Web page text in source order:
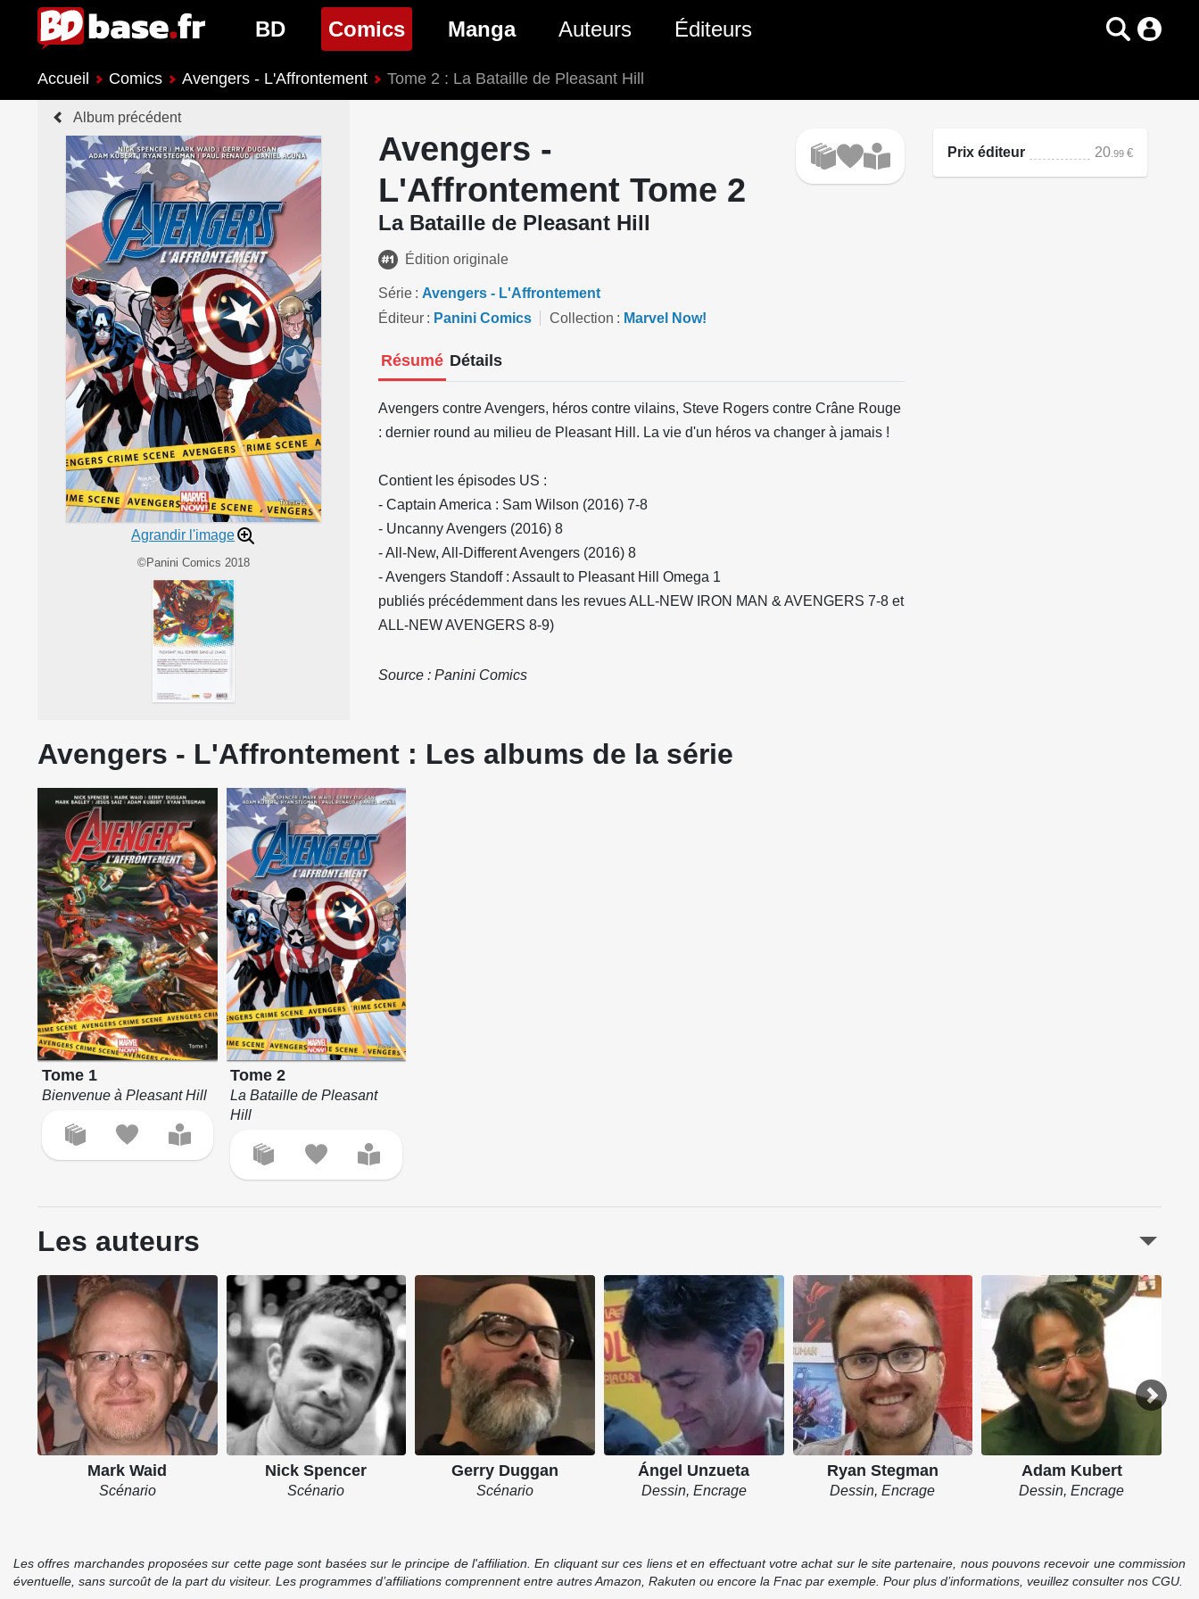
BD
Nouveautés BD
Genres BD
Comics(page courante)
Nouveautés Comics
Genres Comics
Manga
Nouveautés Manga
Genres Manga
Auteurs Éditeurs
Accueil Comics Avengers - L'Affrontement Tome 2 : La Bataille de Pleasant Hill
Album précédent
Agrandir l'image
©Panini Comics 2018
Avengers -
L'Affrontement Tome 2
La Bataille de Pleasant Hill
Édition originale
Série
Avengers - L'Affrontement
Éditeur
Panini Comics Collection Marvel Now!
Résumé Détails
Avengers contre Avengers, héros contre vilains, Steve Rogers contre Crâne Rouge
: dernier round au milieu de Pleasant Hill. La vie d'un héros va changer à jamais !
Contient les épisodes US :
- Captain America : Sam Wilson (2016) 7-8
- Uncanny Avengers (2016) 8
- All-New, All-Different Avengers (2016) 8
- Avengers Standoff : Assault to Pleasant Hill Omega 1
publiés précédemment dans les revues ALL-NEW IRON MAN & AVENGERS 7-8 et
ALL-NEW AVENGERS 8-9)
Source : Panini Comics
Prix éditeur 20.99 €
Avengers - L'Affrontement : Les albums de la série
Tome 1
Bienvenue à Pleasant Hill
Tome 2
La Bataille de Pleasant
Hill
Les auteurs
Mark Waid
Scénario
Nick Spencer
Scénario
Gerry Duggan
Scénario
Ángel Unzueta
Dessin, Encrage
Ryan Stegman
Dessin, Encrage
Adam Kubert
Dessin, Encrage
Les offres marchandes proposées sur cette page sont basées sur le principe de l'affiliation. En cliquant sur ces liens et en effectuant votre achat sur le site partenaire, nous pouvons recevoir une commission
éventuelle, sans surcoût de la part du visiteur. Les programmes d’affiliations comprennent entre autres Amazon, Rakuten ou encore la Fnac par exemple. Pour plus d’informations, veuillez consulter nos CGU.